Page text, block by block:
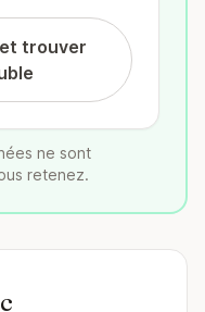
trouver
ne sont
retenez.